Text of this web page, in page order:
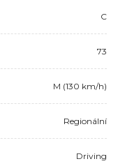
C
73
M (130 km/h)
Regionální
Driving